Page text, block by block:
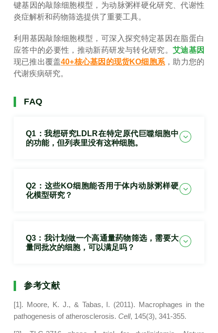
键基因的敲除细胞模型，为动脉粥样硬化研究、代谢性
炎症解析和药物筛选提供了重要工具。
利用基因敲除细胞模型，可深入探究特定基因在脂蛋白
应答中的必要性，推动新药研发与转化研究。 艾迪基因
现已推出覆盖40+核心基因的现货KO细胞系 ，助力您的
代谢疾病研究。
FAQ
Q1：我想研究LDLR在特定原代巨噬细胞中
的功能，但列表里没有这种细胞。
Q2：这些KO细胞能否用于体内动脉粥样硬
化模型研究？
Q3：我计划做一个高通量药物筛选，需要大
量同批次的细胞，可以满足吗？
参考文献
[1]. Moore, K. J., & Tabas, I. (2011). Macrophages in the
pathogenesis of atherosclerosis. Cell, 145(3), 341-355.